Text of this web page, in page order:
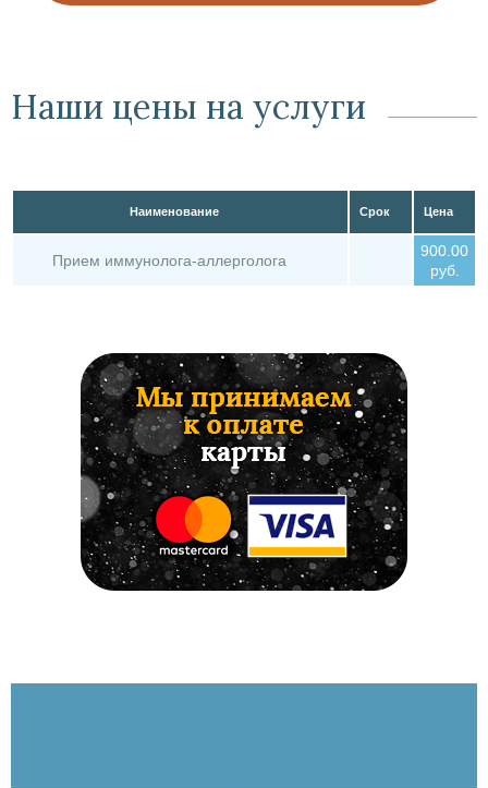
Наши цены на услуги
Наименование Срок Цена
Прием иммунолога-аллерголога
900.00
руб.